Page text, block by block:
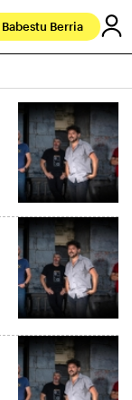
Babestu Berria